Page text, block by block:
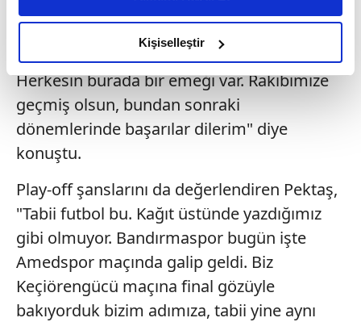
amacımızın size daha iyi bir reklam deneyimi sunmak
olduğunu ve sizlere en iyi içerikleri sunabilmek adına
elimizden gelen çabayı gösterdiğimizi ve bu noktada,
reklamların maliyetlerimizi karşılamak noktasında tek gelir
kalemimiz olduğunu sizlere hatırlatmak isteriz.
Her halükârda, kullanıcılar, bu çerezlere izin vermedikleri
takdirde, kullanıcılara hedefli reklamlar
Sizlere daha iyi bir hizmet sunabilmek için İnternet
Sitemizde kendimize ve üçüncü kişilere ait çerezler
kullanılmaktadır. Bu çerezler vasıtasıyla çeşitli kişisel
verileriniz işlenmekte olup gerekli olan çerezler bilgi
toplumu hizmetlerinin sunulması amacıyla
kullanılmaktadır. Diğer çerezler, sitemizin daha işlevsel
Kişiselleştir
personelimizi, yönetimimizi, herkese
teşekkür ediyorum. Bize yakışanı yaptık.
Nasıl oynamamız gerekiyorsa öyle oynadık.
Herkesin burada bir emeği var. Rakibimize
geçmiş olsun, bundan sonraki
dönemlerinde başarılar dilerim" diye
konuştu.
Play-off şanslarını da değerlendiren Pektaş,
"Tabii futbol bu. Kağıt üstünde yazdığımız
gibi olmuyor. Bandırmaspor bugün işte
Amedspor maçında galip geldi. Biz
Keçiörengücü maçına final gözüyle
bakıyorduk bizim adımıza, tabii yine aynı